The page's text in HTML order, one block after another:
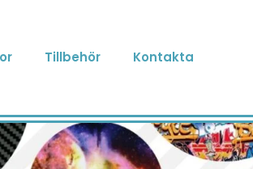
Tillbehör Kontakta